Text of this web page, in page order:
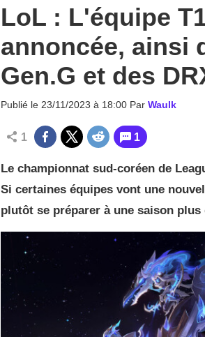
LoL : L'équipe
annoncée, ainsi
Gen.G et des
Publié le 23/11/2023 à 18:00 Par Waulk
1 1
Le championnat sud-coréen de
Si certaines équipes vont une
plutôt se préparer à une saison